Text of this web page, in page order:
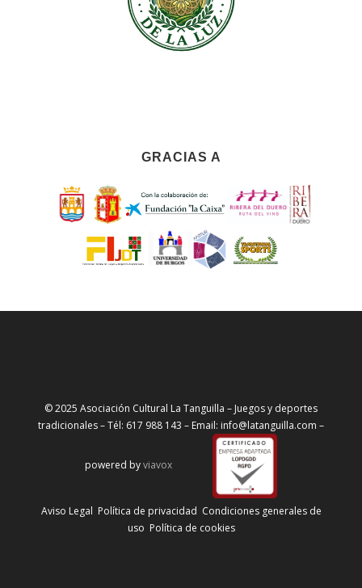
GRACIAS A
© 2025 Asociación Cultural La Tanguilla – Juegos y deportes
tradicionales – Tél: 617 988 143 – Email: info@latanguilla.com –
powered byviavox
Aviso Legal Política de privacidad Condiciones generales de
uso Política de cookies